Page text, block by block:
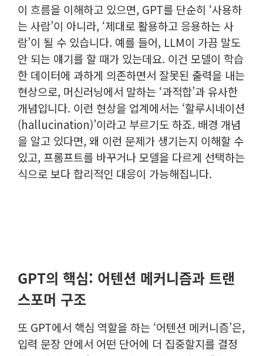
이 흐름을 이해하고 있으면, GPT를 단순히 ‘사용하
는 사람’이 아니라, ‘제대로 활용하고 응용하는 사
람’이 될 수 있습니다. 예를 들어, LLM이 가끔 말도
안 되는 얘기를 할 때가 있는데요. 이건 모델이 학습
한 데이터에 과하게 의존하면서 잘못된 출력을 내는
현상으로, 머신러닝에서 말하는 ‘과적합’과 유사한
개념입니다. 이런 현상을 업계에서는 ‘할루시네이션
(hallucination)’이라고 부르기도 하죠. 배경 개념
을 알고 있다면, 왜 이런 문제가 생기는지 이해할 수
있고, 프롬프트를 바꾸거나 모델을 다르게 선택하는
식으로 보다 합리적인 대응이 가능해집니다.
GPT의 핵심: 어텐션 메커니즘과 트랜
스포머 구조
또 GPT에서 핵심 역할을 하는 ‘어텐션 메커니즘’은,
입력 문장 안에서 어떤 단어에 더 집중할지를 결정